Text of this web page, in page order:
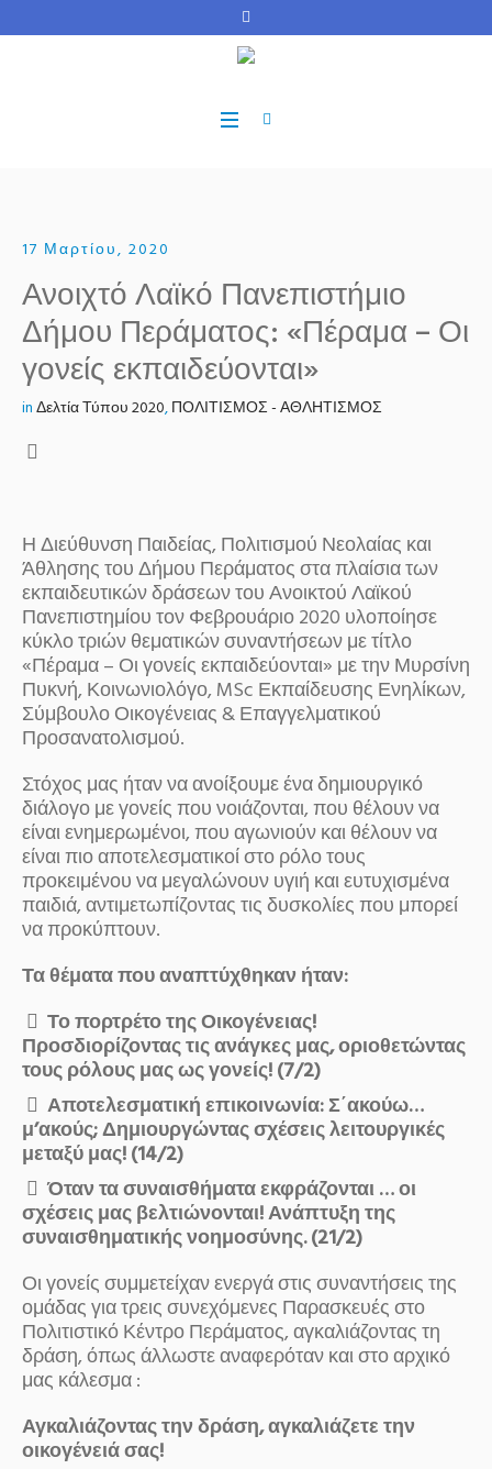
17 Μαρτίου, 2020
Ανοιχτό Λαϊκό Πανεπιστήμιο
Δήμου Περάματος: «Πέραμα – Οι
γονείς εκπαιδεύονται»
inΔελτία Τύπου 2020,ΠΟΛΙΤΙΣΜΟΣ - ΑΘΛΗΤΙΣΜΟΣ
Η Διεύθυνση Παιδείας, Πολιτισμού Νεολαίας και
Άθλησης του Δήμου Περάματος στα πλαίσια των
εκπαιδευτικών δράσεων του Ανοικτού Λαϊκού
Πανεπιστημίου τον Φεβρουάριο 2020 υλοποίησε
κύκλο τριών θεματικών συναντήσεων με τίτλο
«Πέραμα – Οι γονείς εκπαιδεύονται» με την Μυρσίνη
Πυκνή, Κοινωνιολόγο, MSc Εκπαίδευσης Ενηλίκων,
Σύμβουλο Οικογένειας & Επαγγελματικού
Προσανατολισμού.
Στόχος μας ήταν να ανοίξουμε ένα δημιουργικό
διάλογο με γονείς που νοιάζονται, που θέλουν να
είναι ενημερωμένοι, που αγωνιούν και θέλουν να
είναι πιο αποτελεσματικοί στο ρόλο τους
προκειμένου να μεγαλώνουν υγιή και ευτυχισμένα
παιδιά, αντιμετωπίζοντας τις δυσκολίες που μπορεί
να προκύπτουν.
Τα θέματα που αναπτύχθηκαν ήταν:
Το πορτρέτο της Οικογένειας!
Προσδιορίζοντας τις ανάγκες μας, οριοθετώντας
τους ρόλους μας ως γονείς! (7/2)
Αποτελεσματική επικοινωνία: Σ΄ακούω…
μ’ακούς; Δημιουργώντας σχέσεις λειτουργικές
μεταξύ μας! (14/2)
Όταν τα συναισθήματα εκφράζονται … οι
σχέσεις μας βελτιώνονται! Ανάπτυξη της
συναισθηματικής νοημοσύνης. (21/2)
Οι γονείς συμμετείχαν ενεργά στις συναντήσεις της
ομάδας για τρεις συνεχόμενες Παρασκευές στο
Πολιτιστικό Κέντρο Περάματος, αγκαλιάζοντας τη
δράση, όπως άλλωστε αναφερόταν και στο αρχικό
μας κάλεσμα :
Αγκαλιάζοντας την δράση, αγκαλιάζετε την
οικογένειά σας!